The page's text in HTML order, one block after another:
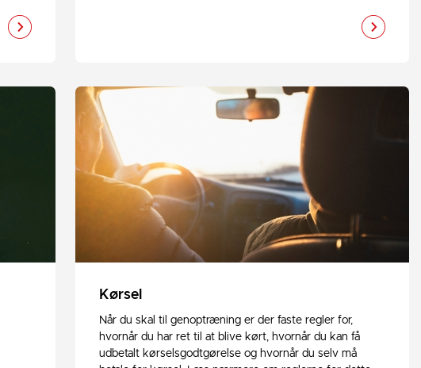
Kørsel
Når du skal til genoptræning er der faste regler for,
hvornår du har ret til at blive kørt, hvornår du kan få
udbetalt kørselsgodtgørelse og hvornår du selv må